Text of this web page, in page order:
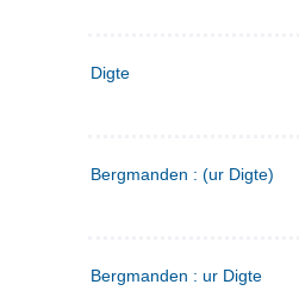
Digte
Bergmanden : (ur Digte)
Bergmanden : ur Digte